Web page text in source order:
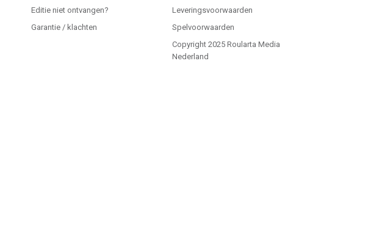
Editie niet ontvangen?
Garantie / klachten
Leveringsvoorwaarden
Spelvoorwaarden
Copyright 2025 Roularta Media
Nederland